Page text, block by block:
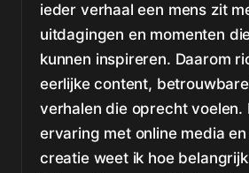
ieder verhaal een mens zit
uitdagingen en momenten
kunnen inspireren. Daarom
eerlijke content,
verhalen die oprecht voelen.
ervaring met online media
creatie weet ik hoe